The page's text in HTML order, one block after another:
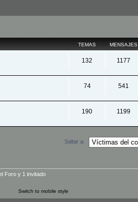
TEMAS MENSAJES
132 1177
74 541
190 1199
Saltar a:
Foro y 1 invitado
Switch to mobile style